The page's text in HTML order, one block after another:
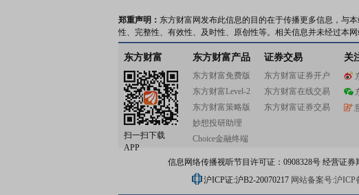
郑重声明： 东方财富网发布此信息的目的在于传播更多信息，与
性、完整性、有效性、及时性、原创性等。相关信息并未经过本
东方财富
扫一扫下载
APP
东方财富产品
东方财富免费版
东方财富Level-2
东方财富策略版
妙想投研助理
Choice金融终端
证券交易
东方财富证券开户
东方财富在线交易
东方财富证券交易
关
信息网络传播视听节目许可证：0908328号 经营证券
沪ICP证:沪B2-20070217 网站备案号:沪ICP